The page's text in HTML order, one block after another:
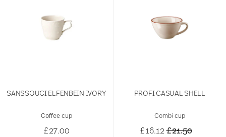
SANSSOUCI ELFENBEIN IVORY
Coffee cup
£27.00
PROFI CASUAL SHELL
Combi cup
£16.12Price reduced
£21.50to